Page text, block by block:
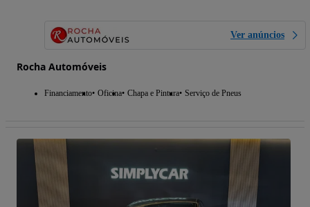
Ver anúncios
Rocha Automóveis
Financiamento Oficina Chapa e Pintura Serviço de Pneus